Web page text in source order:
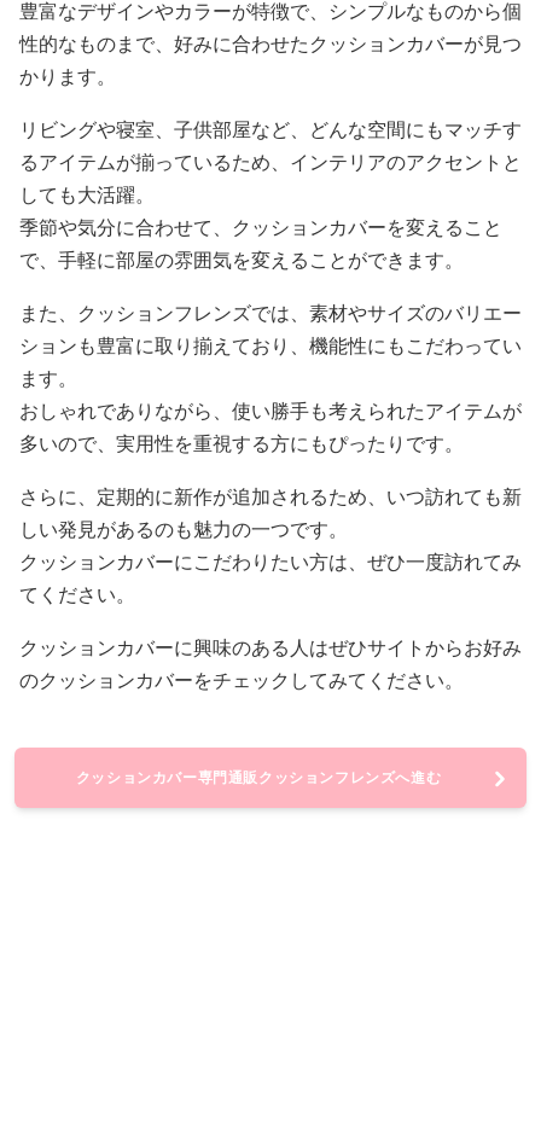
豊富なデザインやカラーが特徴で、シンプルなものから個
性的なものまで、好みに合わせたクッションカバーが見つ
かります。
リビングや寝室、子供部屋など、どんな空間にもマッチす
るアイテムが揃っているため、インテリアのアクセントと
しても大活躍。
季節や気分に合わせて、クッションカバーを変えること
で、手軽に部屋の雰囲気を変えることができます。
また、クッションフレンズでは、素材やサイズのバリエー
ションも豊富に取り揃えており、機能性にもこだわってい
ます。
おしゃれでありながら、使い勝手も考えられたアイテムが
多いので、実用性を重視する方にもぴったりです。
さらに、定期的に新作が追加されるため、いつ訪れても新
しい発見があるのも魅力の一つです。
クッションカバーにこだわりたい方は、ぜひ一度訪れてみ
てください。
クッションカバーに興味のある人はぜひサイトからお好み
のクッションカバーをチェックしてみてください。
クッションカバー専門通販クッションフレンズへ進む